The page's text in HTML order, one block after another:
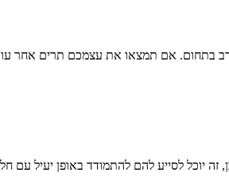
רב בתחום. אם תמצאו את עצמכם תרים אחר
זה יוכל לסייע להם להתמודד באופן יעיל עם